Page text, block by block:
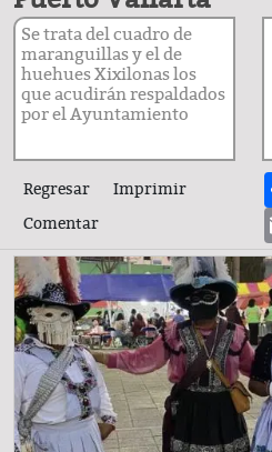
Se trata del cuadro de
maranguillas y el de
huehues Xixilonas los
que acudirán respaldados
por el Ayuntamiento
Regresar
Imprimir
Comentar